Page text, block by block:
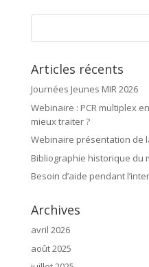
Articles récents
Journées Jeunes MIR 2026
Webinaire : PCR multiplex
mieux traiter ?
Webinaire présentation de
Bibliographie historique du
Besoin d’aide pendant
Archives
avril 2026
août 2025